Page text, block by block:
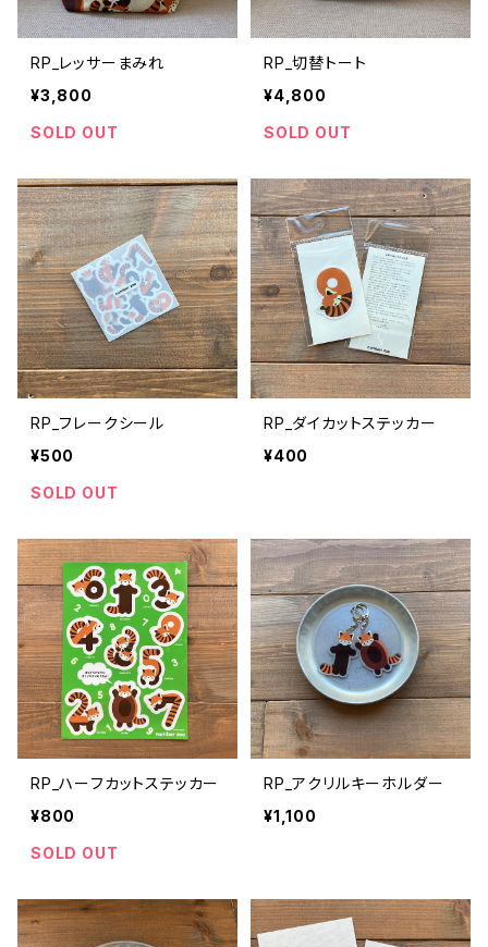
RP_レッサーまみれ
¥3,800
SOLD OUT
RP_切替トート
¥4,800
SOLD OUT
RP_フレークシール
¥500
SOLD OUT
RP_ダイカットステッカー
¥400
RP_ハーフカットステッカー
¥800
SOLD OUT
RP_アクリルキーホルダー
¥1,100